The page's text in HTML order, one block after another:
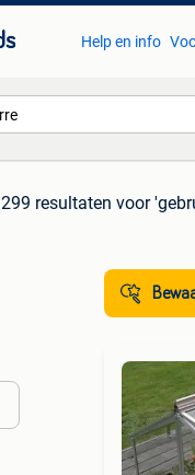
Help en info
299 resultaten voor